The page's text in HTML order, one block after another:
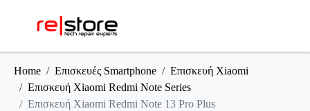
Home Επισκευές Smartphone
Επισκευή Xiaomi
Επισκευή Xiaomi Redmi Note Series
Επισκευή Xiaomi Redmi Note 13 Pro Plus